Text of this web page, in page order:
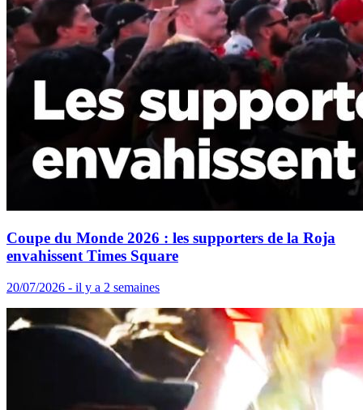
Coupe du Monde 2026 : les supporters de la Roja
envahissent Times Square
20/07/2026 - il y a 2 semaines